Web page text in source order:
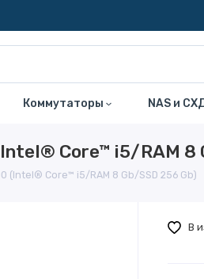
Коммутаторы NAS и
Core™ i5/RAM 8
(Intel® Core™ i5/RAM 8 Gb/SSD 256 Gb)
В